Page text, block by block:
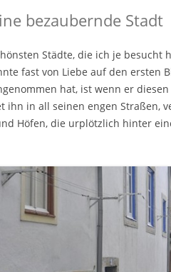
bezaubernde Stadt
Städte, die ich je besucht
fast von Liebe auf den ersten
hat, ist wenn er
ihn in all seinen engen Straßen,
Höfen, die urplötzlich hinter